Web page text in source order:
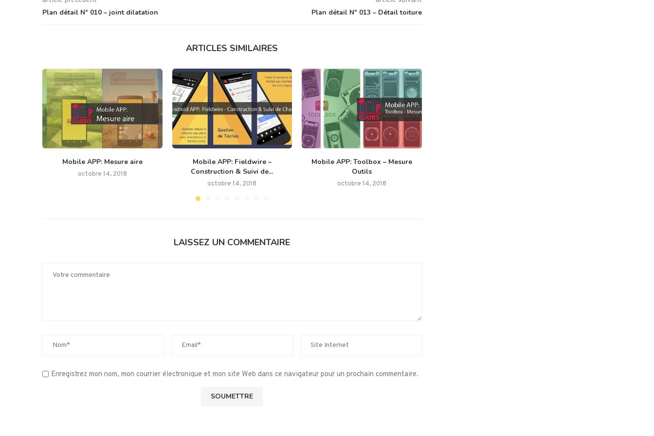
Plan détail N° 010 – joint dilatation
Plan détail N° 013 – Détail toiture
ARTICLES SIMILAIRES
Mobile APP: Mesure aire
octobre 14, 2018
Mobile APP: Fieldwire –
Construction & Suivi de...
octobre 14, 2018
Mobile APP: Toolbox – Mesure
Outils
octobre 14, 2018
LAISSEZ UN COMMENTAIRE
Enregistrez mon nom, mon courrier électronique et mon site Web dans ce navigateur pour un prochain commentaire.